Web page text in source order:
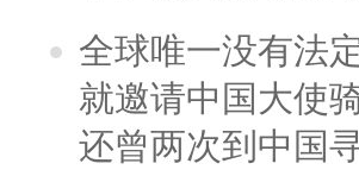
全球唯一没有法
就邀请中国大使
还曾两次到中国